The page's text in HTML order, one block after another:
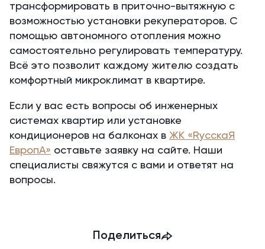
трансформировать в приточно-вытяжную с
возможностью установки рекуператоров. С
помощью автономного отопления можно
самостоятельно регулировать температуру.
Всё это позволит каждому жителю создать
комфортный микроклимат в квартире.
Если у вас есть вопросы об инженерных
системах квартир или установке
кондиционеров на балконах в ЖК «RусскаЯ
ЕвропА» оставьте заявку на сайте. Наши
специалисты свяжутся с вами и ответят на
вопросы.
Поделиться